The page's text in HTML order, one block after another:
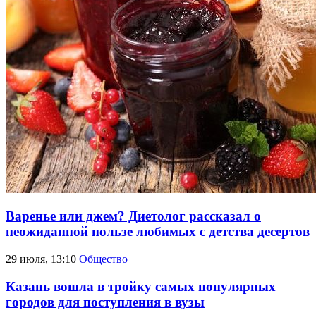
Варенье или джем? Диетолог рассказал о
неожиданной пользе любимых с детства десертов
29 июля, 13:10 Общество
Казань вошла в тройку самых популярных
городов для поступления в вузы